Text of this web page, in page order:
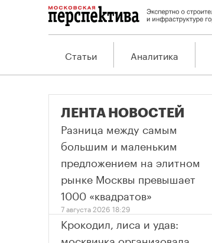
Статьи Аналитика
ЛЕНТА НОВОСТЕЙ
Разница между самым
большим и маленьким
предложением на элитном
рынке Москвы превышает
1000 «квадратов»
7 августа 2026 18:29
Крокодил, лиса и удав:
москвичка организовала